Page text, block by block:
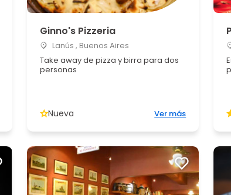
Ginno's Pizzeria
Lanús , Buenos Aires
Take away de pizza y birra para dos
personas
Nueva Ver más